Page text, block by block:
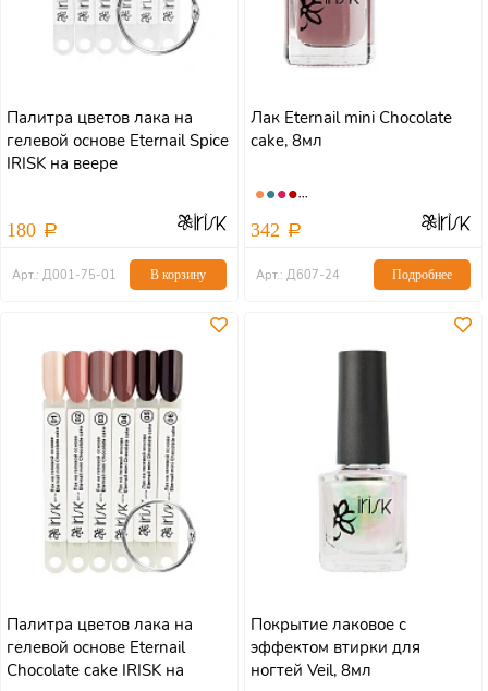
Палитра цветов лака на
гелевой основе Eternail Spice
IRISK на веере
180
Арт.: Д001-75-01 В корзину
Лак Eternail mini Chocolate
cake, 8мл
342
Арт.: Д607-24 Подробнее
Палитра цветов лака на
гелевой основе Eternail
Chocolate cake IRISK на
Покрытие лаковое с
эффектом втирки для
ногтей Veil, 8мл